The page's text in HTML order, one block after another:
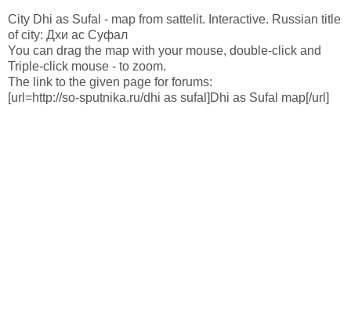
City Dhi as Sufal - map from sattelit. Interactive. Russian title
of city: Дхи ас Суфал
You can drag the map with your mouse, double-click and
Triple-click mouse - to zoom.
The link to the given page for forums:
[url=http://so-sputnika.ru/dhi as sufal]Dhi as Sufal map[/url]